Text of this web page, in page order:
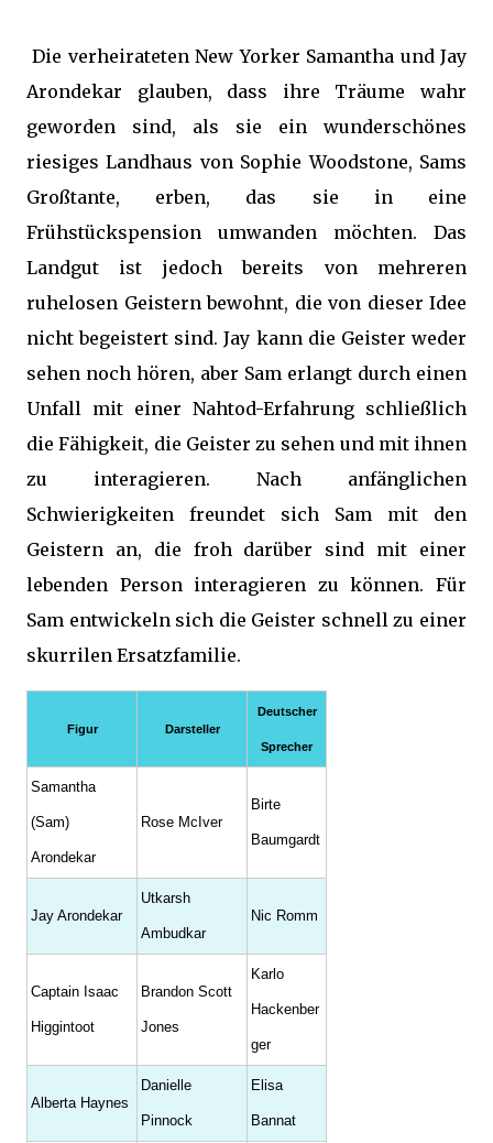
Die verheirateten New Yorker Samantha und Jay
Arondekar glauben, dass ihre Träume wahr
geworden sind, als sie ein wunderschönes
riesiges Landhaus von Sophie Woodstone, Sams
Großtante, erben, das sie in eine
Frühstückspension umwanden möchten. Das
Landgut ist jedoch bereits von mehreren
ruhelosen Geistern bewohnt, die von dieser Idee
nicht begeistert sind. Jay kann die Geister weder
sehen noch hören, aber Sam erlangt durch einen
Unfall mit einer Nahtod-Erfahrung schließlich
die Fähigkeit, die Geister zu sehen und mit ihnen
zu interagieren. Nach anfänglichen
Schwierigkeiten freundet sich Sam mit den
Geistern an, die froh darüber sind mit einer
lebenden Person interagieren zu können. Für
Sam entwickeln sich die Geister schnell zu einer
skurrilen Ersatzfamilie.
Figur Darsteller
Deutscher
Sprecher
Samantha
(Sam)
Arondekar
Rose McIver
Birte
Baumgardt
Jay Arondekar
Utkarsh
Ambudkar
Nic Romm
Captain Isaac
Higgintoot
Brandon Scott
Jones
Karlo
Hackenber
ger
Alberta Haynes
Danielle
Pinnock
Elisa
Bannat